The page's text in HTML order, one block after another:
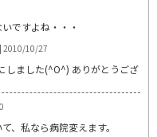
ですよね・・・
| 2010/10/27
しました(^O^) ありがとうござ
、私なら病院変えます。